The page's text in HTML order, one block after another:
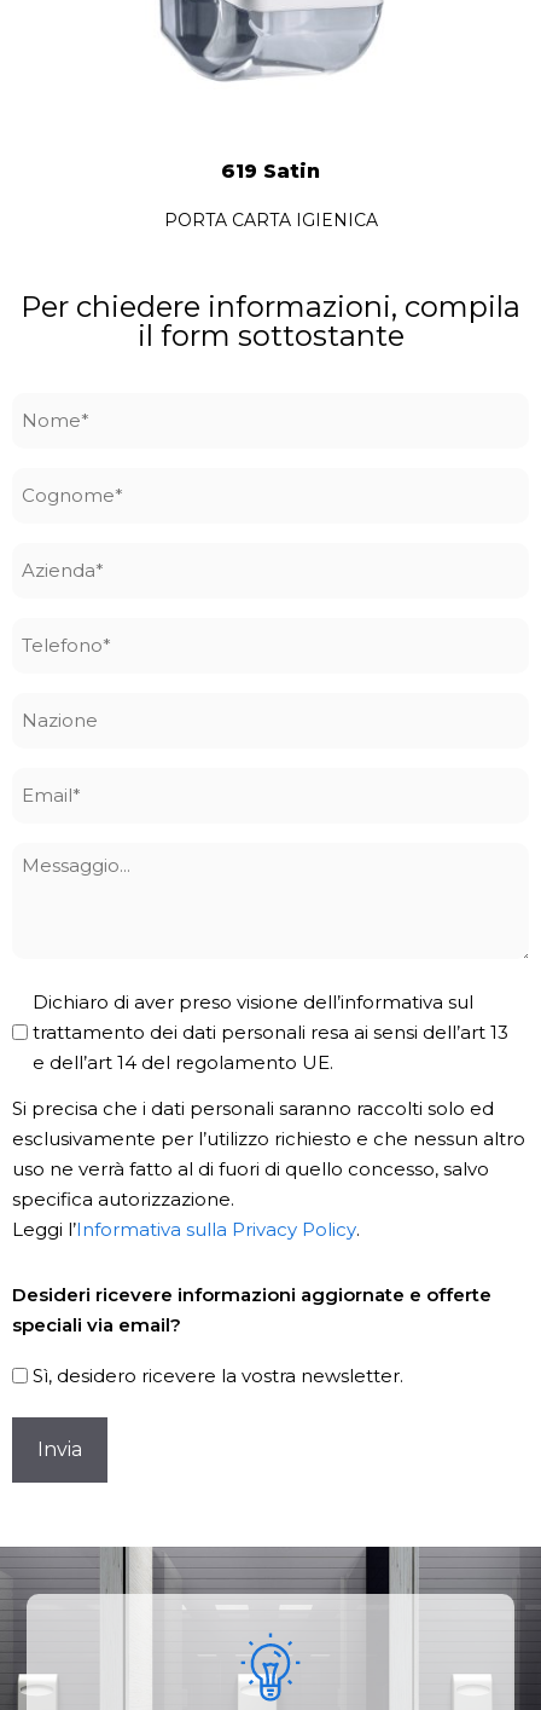
619 Satin
PORTA CARTA IGIENICA
Per chiedere informazioni, compila
il form sottostante
Messaggio
Privacy
Policy
Dichiaro di aver preso visione dell’informativa sul
trattamento dei dati personali resa ai sensi dell’art 13
e dell’art 14 del regolamento UE.
Si precisa che i dati personali saranno raccolti solo ed
esclusivamente per l’utilizzo richiesto e che nessun altro
uso ne verrà fatto al di fuori di quello concesso, salvo
specifica autorizzazione.
Leggi l’Informativa sulla Privacy Policy.
Desideri ricevere informazioni aggiornate e offerte
speciali via email?
Sì, desidero ricevere la vostra newsletter.
CAPTCHA